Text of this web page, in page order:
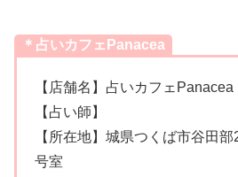
＊占いカフェPanacea
【店舗名】占いカフェ
【占い師】
【所在地】城県つくば市谷田
号室